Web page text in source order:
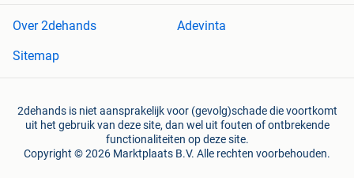
Over 2dehands
Adevinta
Sitemap
2dehands is niet aansprakelijk voor (gevolg)schade die voortkomt
uit het gebruik van deze site, dan wel uit fouten of ontbrekende
functionaliteiten op deze site.
Copyright © 2026 Marktplaats B.V. Alle rechten voorbehouden.